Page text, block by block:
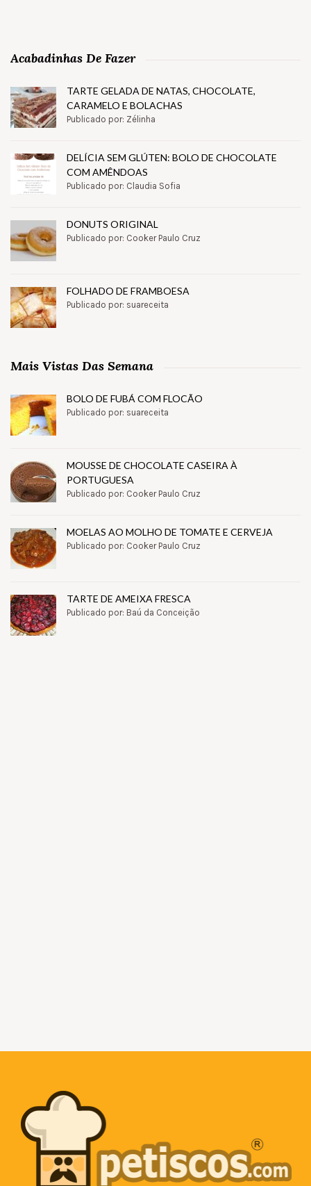
Acabadinhas De Fazer
TARTE GELADA DE NATAS, CHOCOLATE,
CARAMELO E BOLACHAS
Publicado por: Zélinha
DELÍCIA SEM GLÚTEN: BOLO DE CHOCOLATE
COM AMÊNDOAS
Publicado por: Claudia Sofia
DONUTS ORIGINAL
Publicado por: Cooker Paulo Cruz
FOLHADO DE FRAMBOESA
Publicado por: suareceita
Mais Vistas Das Semana
BOLO DE FUBÁ COM FLOCÃO
Publicado por: suareceita
MOUSSE DE CHOCOLATE CASEIRA À
PORTUGUESA
Publicado por: Cooker Paulo Cruz
MOELAS AO MOLHO DE TOMATE E CERVEJA
Publicado por: Cooker Paulo Cruz
TARTE DE AMEIXA FRESCA
Publicado por: Baú da Conceição